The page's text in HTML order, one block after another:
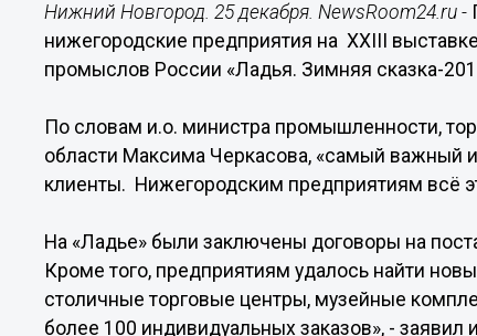
Нижний Новгород. 25 декабря. NewsRoom24.ru -
нижегородские предприятия на XXIII
промыслов России «Ладья. Зимняя сказка-
По словам и.о. министра промышленности,
области Максима Черкасова, «самый важный
клиенты. Нижегородским предприятиям всё
На «Ладье» были заключены договоры на
Кроме того, предприятиям удалось найти
столичные торговые центры, музейные
более 100 индивидуальных заказов», - заявил